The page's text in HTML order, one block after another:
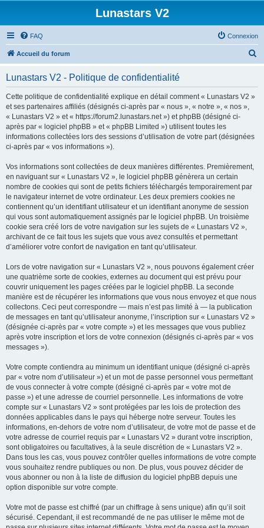
Lunastars V2
FAQ Connexion
Accueil du forum
Lunastars V2 - Politique de confidentialité
Cette politique de confidentialité explique en détail comment « Lunastars V2 »
et ses partenaires affiliés (désignés ci-après par « nous », « notre », « nos »,
« Lunastars V2 » et « https://forum2.lunastars.net ») et phpBB (désigné ci-
après par « logiciel phpBB » et « phpBB Limited ») utilisent toutes les
informations collectées lors des sessions d’utilisation de votre part (désignées
ci-après par « vos informations »).
Vos informations sont collectées de deux manières différentes. Premièrement,
en naviguant sur « Lunastars V2 », le logiciel phpBB génèrera un certain
nombre de cookies qui sont de petits fichiers téléchargés temporairement par
le navigateur internet de votre ordinateur. Les deux premiers cookies ne
contiennent qu’un identifiant utilisateur et un identifiant anonyme de session
qui vous sont automatiquement assignés par le logiciel phpBB. Un troisième
cookie sera créé lors de votre navigation sur les sujets de « Lunastars V2 »,
archivant de ce fait tous les sujets que vous avez consultés et permettant
d’améliorer votre confort de navigation en tant qu’utilisateur.
Lors de votre navigation sur « Lunastars V2 », nous pouvons également créer
une quatrième sorte de cookies, externes au document qui est prévu pour
couvrir uniquement les pages créées par le logiciel phpBB. La seconde
manière est de récupérer les informations que vous nous envoyez et que nous
collectons. Ceci peut correspondre — mais n’est pas limité à — la publication
de messages en tant qu’utilisateur anonyme, l’inscription sur « Lunastars V2 »
(désignée ci-après par « votre compte ») et les messages que vous publiez
après votre inscription et lors de votre connexion (désignés ci-après par « vos
messages »).
Votre compte contiendra au minimum un identifiant unique (désigné ci-après
par « votre nom d’utilisateur ») et un mot de passe personnel vous permettant
de vous connecter à votre compte (désigné ci-après par « votre mot de
passe ») et une adresse de courriel personnelle. Les informations de votre
compte sur « Lunastars V2 » sont protégées par les lois de protection des
données applicables dans le pays qui héberge notre serveur. Toutes les
informations, en-dehors de votre nom d’utilisateur, de votre mot de passe et de
votre adresse de courriel requis par « Lunastars V2 » durant votre inscription,
sont obligatoires ou facultatives, à la seule discrétion de « Lunastars V2 ».
Dans tous les cas, vous pouvez contrôler quelles informations de votre compte
vous souhaitez rendre publiques ou non. De plus, vous pouvez décider de
vous abonner ou non à la liste de diffusion du logiciel phpBB depuis une
option disponible sur votre compte.
Votre mot de passe est chiffré (par un chiffrage à sens unique) afin qu’il soit
sécurisé. Cependant, il est recommandé de ne pas utiliser le même mot de